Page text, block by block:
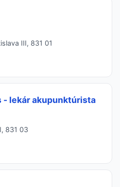
III, 831 01
- lekár akupunktúrista
831 03